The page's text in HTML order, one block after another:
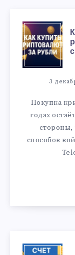
3
Покупка
годах
стороны,
способов